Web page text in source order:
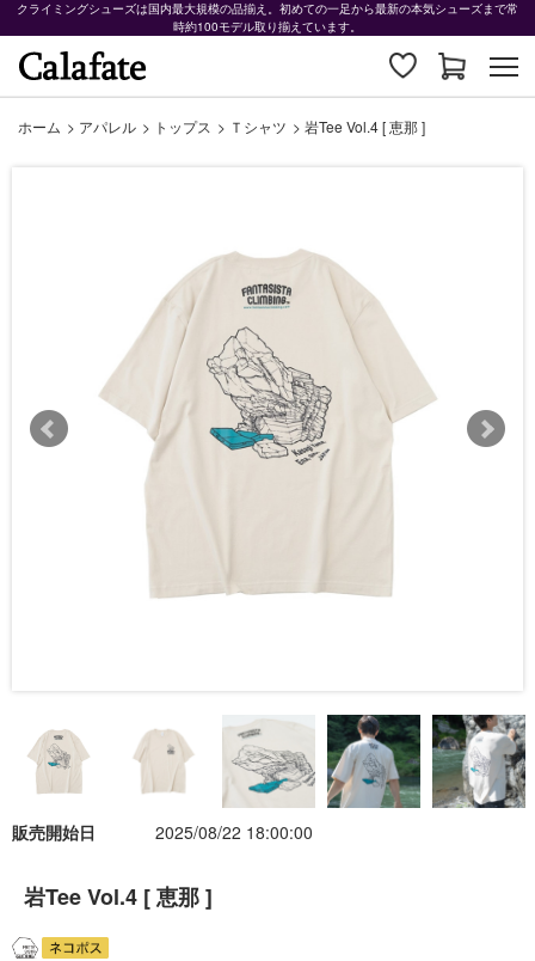
クライミングシューズは国内最大規模の品揃え。初めての一足から最新の本気シューズまで常
時約100モデル取り揃えています。
ホーム > アパレル > トップス > Ｔシャツ > 岩Tee Vol.4 [ 恵那 ]
岩Tee Vol.4 [ 恵那 ]
販売開始日 2025/08/22 18:00:00